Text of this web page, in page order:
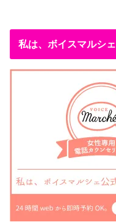
私は、ボイスマルシ